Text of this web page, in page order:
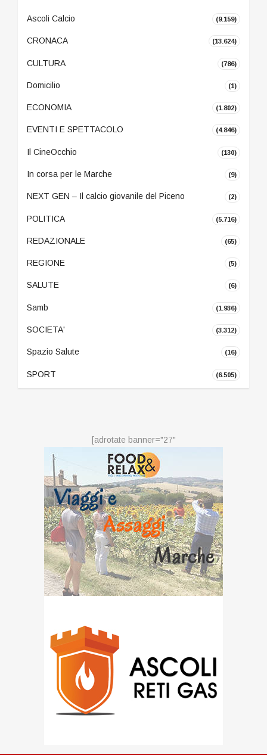
Ascoli Calcio (9.159)
CRONACA (13.624)
CULTURA (786)
Domicilio (1)
ECONOMIA (1.802)
EVENTI E SPETTACOLO (4.846)
Il CineOcchio (130)
In corsa per le Marche (9)
NEXT GEN – Il calcio giovanile del Piceno (2)
POLITICA (5.716)
REDAZIONALE (65)
REGIONE (5)
SALUTE (6)
Samb (1.936)
SOCIETA' (3.312)
Spazio Salute (16)
SPORT (6.505)
[adrotate banner="27"